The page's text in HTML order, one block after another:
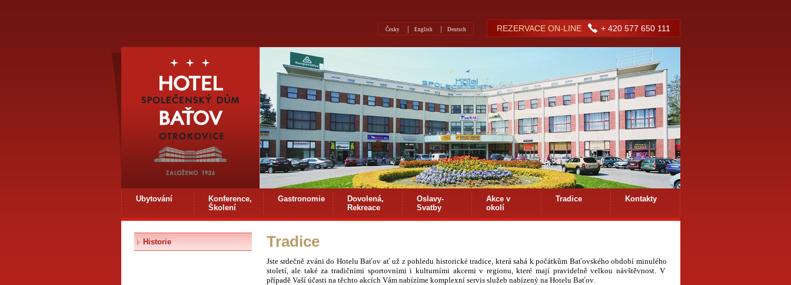
REZERVACE ON-LINE + 420 577 650 111
Česky English Deutsch
Ubytování
Konference,
Školení
Gastronomie
Dovolená,
Rekreace
Oslavy-
Svatby
Akce v
okolí
Tradice Kontakty
Historie Tradice
Jste srdečně zváni do Hotelu Baťov ať už z pohledu historické tradice, která sahá k počátkům Baťovského období minulého
století, ale také za tradičními sportovními i kulturními akcemi v regionu, které mají pravidelně velkou návštěvnost. V
případě Vaší účasti na těchto akcích Vám nabízíme komplexní servis služeb nabízený na Hotelu Baťov.